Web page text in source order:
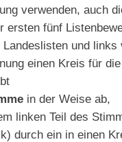
verwenden, auch
ersten fünf
Landeslisten und links
einen Kreis für
in der Weise ab,
linken Teil des
durch ein in einen